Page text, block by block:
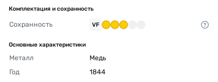
Комплектация и сохранность
Сохранность VF
Основные характеристики
Металл
Медь
Год
1844